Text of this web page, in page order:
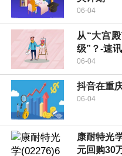
06-04
从“大宫
级”？-速讯
06-04
抖音在重
06-04
康耐特光
元回购30